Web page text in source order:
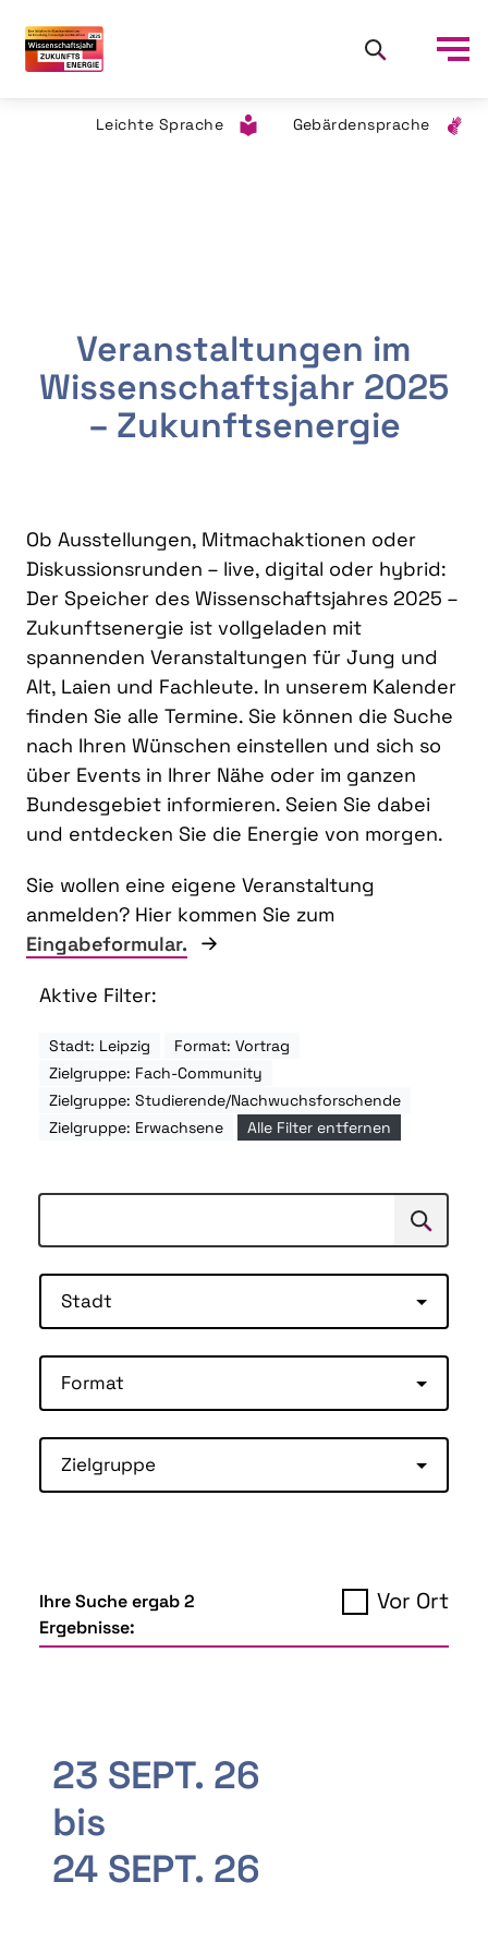
Leichte Sprache Gebärdensprache
Veranstaltungen im
Wissenschaftsjahr 2025
– Zukunftsenergie
Ob Ausstellungen, Mitmachaktionen oder
Diskussionsrunden – live, digital oder hybrid:
Der Speicher des Wissenschaftsjahres 2025 –
Zukunftsenergie ist vollgeladen mit
spannenden Veranstaltungen für Jung und
Alt, Laien und Fachleute. In unserem Kalender
finden Sie alle Termine. Sie können die Suche
nach Ihren Wünschen einstellen und sich so
über Events in Ihrer Nähe oder im ganzen
Bundesgebiet informieren. Seien Sie dabei
und entdecken Sie die Energie von morgen.
Sie wollen eine eigene Veranstaltung
anmelden? Hier kommen Sie zum
Eingabeformular.
Aktive Filter:
Stadt: Leipzig
Format: Vortrag
Zielgruppe: Fach-Community
Zielgruppe: Studierende/Nachwuchsforschende
Zielgruppe: Erwachsene
Alle Filter entfernen
Suchen
Stadt
Format
Zielgruppe
Ihre Suche ergab 2
Ergebnisse:
Vor Ort
23 SEPT. 26
bis
24 SEPT. 26